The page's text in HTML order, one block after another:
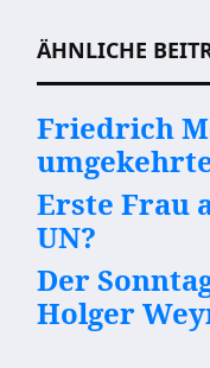
ÄHNLICHE
Friedrich
Erste Frau
UN?
Der
Holger